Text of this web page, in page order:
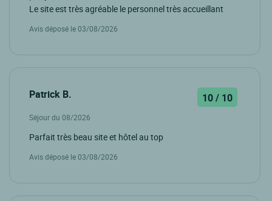
Le site est très agréable le personnel très accueillant
Avis déposé le 03/08/2026
Patrick B. 10 / 10
Séjour du 08/2026
Parfait très beau site et hôtel au top
Avis déposé le 03/08/2026